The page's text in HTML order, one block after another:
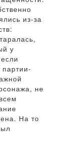
из-за
у
не
На то